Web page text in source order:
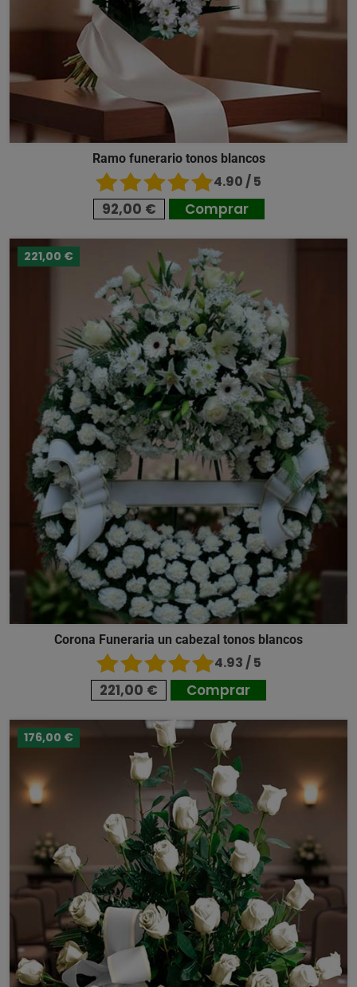
Ramo funerario tonos blancos
4.90 / 5
92,00 € Comprar
221,00 €
Corona Funeraria un cabezal tonos blancos
4.93 / 5
221,00 € Comprar
176,00 €